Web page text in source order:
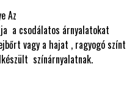
Az
a csodálatos árnyalatokat
vagy a hajat , ragyogó színt
színárnyalatnak.